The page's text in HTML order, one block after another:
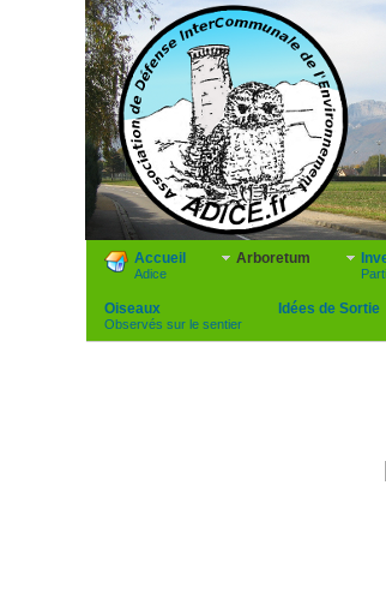
Accueil
Adice
Arboretum
Oiseaux
Observés sur le sentier
Idées de Sortie